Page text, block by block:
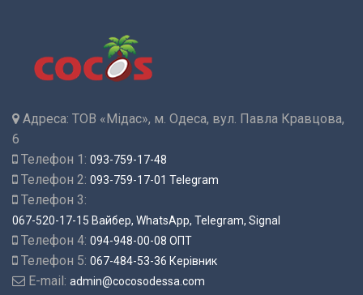
Адреса: ТОВ «Мідас», м. Одеса, вул. Павла Кравцова,
6
Телефон 1: 093-759-17-48
Телефон 2: 093-759-17-01 Telegram
Телефон 3:
067-520-17-15 Вайбер, WhatsApp, Telegram, Signal
Телефон 4: 094-948-00-08 ОПТ
Телефон 5: 067-484-53-36 Керівник
E-mail: admin@cocosodessa.com